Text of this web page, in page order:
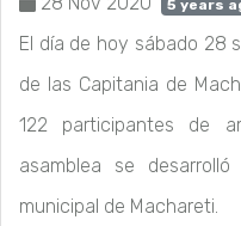
5 years
El día de hoy sábado 28
de las Capitania de
122 participantes de
asamblea se
municipal de Machareti.